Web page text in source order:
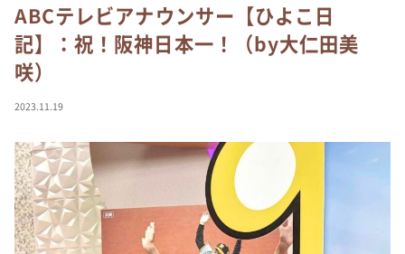
なるみ・岡村の過ぎるTV
これ余談なんですけど・・・
て真剣です
探偵！ナイトスクープ
news おかえり
河合＆A.B.C-Z塚田×福井アナ「なんでやねん！？」
（news おかえり）
ABCテレビアナウンサー【ひよこ日
記】：祝！阪神日本一！（by大仁田美
咲）
2023.11.19